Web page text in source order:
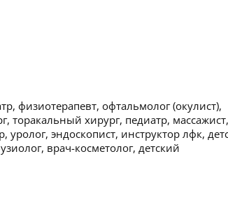
физиотерапевт, офтальмолог (окулист),
торакальный хирург, педиатр, массажист,
уролог, эндоскопист, инструктор лфк,
врач-косметолог, детский